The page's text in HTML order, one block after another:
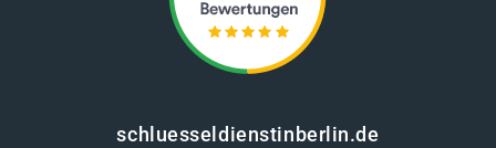
schluesseldienstinberlin.de